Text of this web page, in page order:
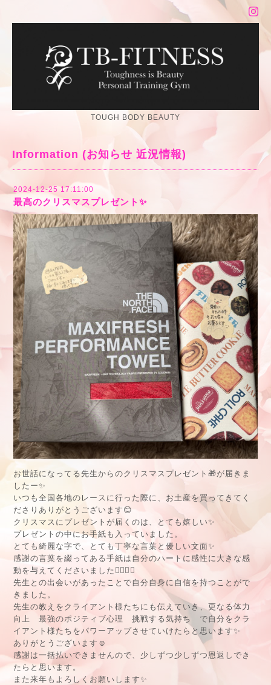
TOUGH BODY BEAUTY
Information (お知らせ 近況情報)
2024-12-25 17:11:00
最高のクリスマスプレゼント✨
お世話になってる先生からのクリスマスプレゼント🎁が届きま
したー✨
いつも全国各地のレースに行った際に、お土産を買ってきてく
ださりありがとうございます😊
クリスマスにプレゼントが届くのは、とても嬉しい✨
プレゼントの中にお手紙も入っていました。
とても綺麗な字で、とても丁寧な言葉と優しい文面✨
感謝の言葉を綴ってある手紙は自分のハートに感性に大きな感
動を与えてくださいました🙇🏻‍♂️✨
先生との出会いがあったことで自分自身に自信を持つことがで
きました。
先生の教えをクライアント様たちにも伝えていき、更なる体力
向上 最強のポジティブ心理 挑戦する気持ち で自分をクラ
イアント様たちをパワーアップさせていけたらと思います✨
ありがとうございます☺️
感謝は一括払いできませんので、少しずつ少しずつ恩返しでき
たらと思います。
また来年もよろしくお願いします✨